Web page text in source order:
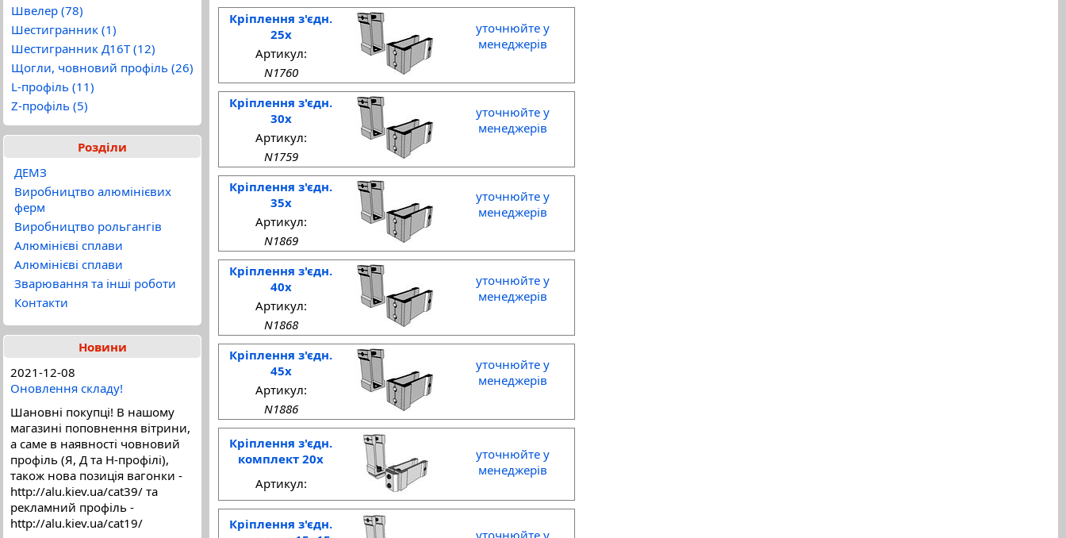
Швелер (78)
Шестигранник (1)
Шестигранник Д16Т (12)
Щогли, човновий профіль (26)
L-профіль (11)
Z-профіль (5)
Розділи
ДЕМЗ
Виробництво алюмінієвих
ферм
Виробництво рольгангів
Алюмінієві сплави
Алюмінієві сплави
Зварювання та інші роботи
Контакти
Новини
2021-12-08
Оновлення складу!
Шановні покупці! В нашому
магазині поповнення вітрини,
а саме в наявності човновий
профіль (Я, Д та Н-профілі),
також нова позиція вагонки -
http://alu.kiev.ua/cat39/ та
рекламний профіль -
http://alu.kiev.ua/cat19/
Кріплення з'єдн.
25x
уточнюйте у
менеджерів
Артикул:
N1760
Кріплення з'єдн.
30x
уточнюйте у
менеджерів
Артикул:
N1759
Кріплення з'єдн.
35x
уточнюйте у
менеджерів
Артикул:
N1869
Кріплення з'єдн.
40x
уточнюйте у
менеджерів
Артикул:
N1868
Кріплення з'єдн.
45x
уточнюйте у
менеджерів
Артикул:
N1886
Кріплення з'єдн.
комплект 20x
уточнюйте у
менеджерів
Артикул:
Кріплення з'єдн.
уточнюйте у